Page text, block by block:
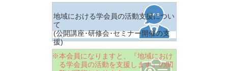
地域における学会員の活動支援につい
て
(公開講座･研修会･セミナー開催の支
援)
※本会員になりますと、『地域におけ
る学会員の活動を支援します』の閲